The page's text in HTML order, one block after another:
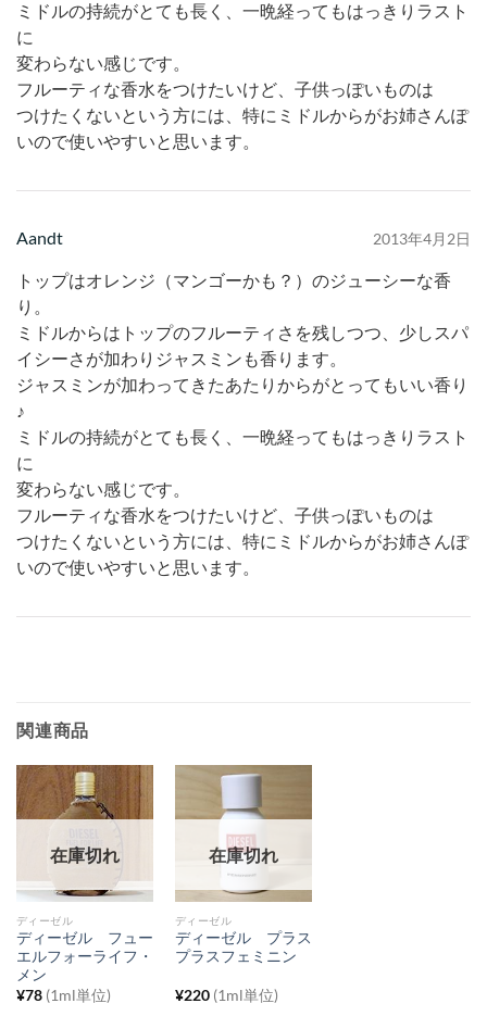
ミドルの持続がとても長く、一晩経ってもはっきりラスト
に
変わらない感じです。
フルーティな香水をつけたいけど、子供っぽいものは
つけたくないという方には、特にミドルからがお姉さんぽ
いので使いやすいと思います。
Aandt 2013年4月2日
トップはオレンジ（マンゴーかも？）のジューシーな香
り。
ミドルからはトップのフルーティさを残しつつ、少しスパ
イシーさが加わりジャスミンも香ります。
ジャスミンが加わってきたあたりからがとってもいい香り
♪
ミドルの持続がとても長く、一晩経ってもはっきりラスト
に
変わらない感じです。
フルーティな香水をつけたいけど、子供っぽいものは
つけたくないという方には、特にミドルからがお姉さんぽ
いので使いやすいと思います。
関連商品
在庫切れ
ディーゼル
ディーゼル フュー
エルフォーライフ・
メン
¥78 (1ml単位)
在庫切れ
ディーゼル
ディーゼル プラス
プラスフェミニン
¥220 (1ml単位)